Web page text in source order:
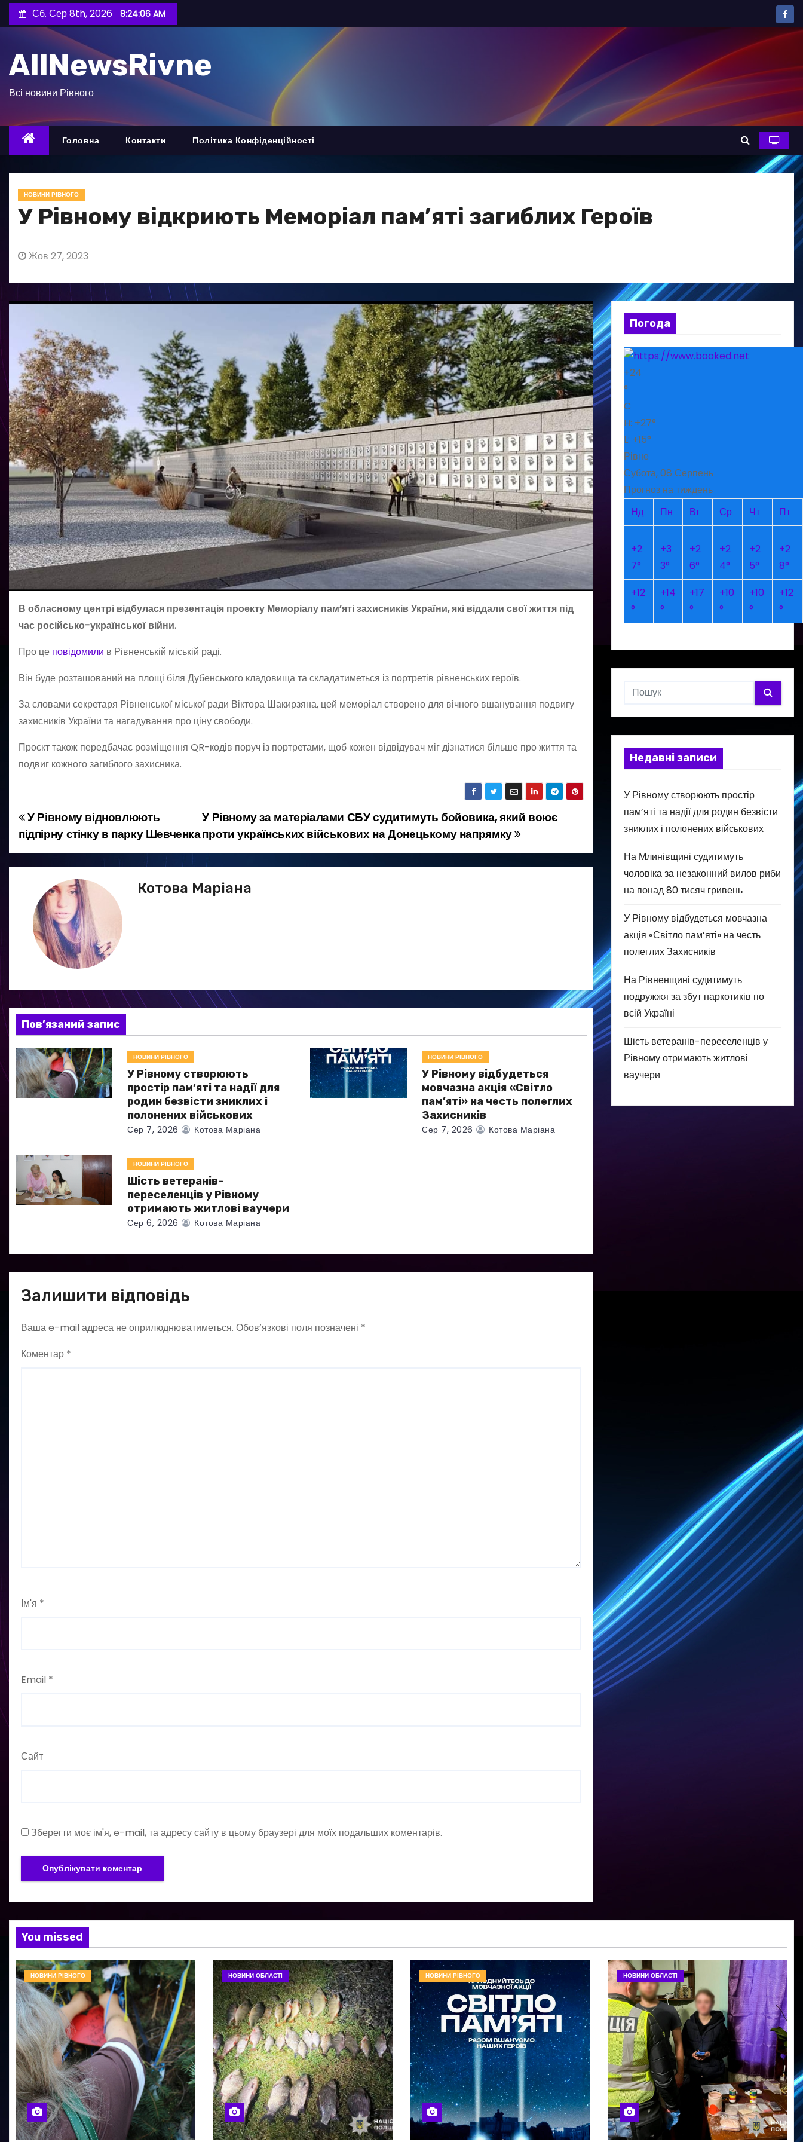
е
д
Сб. Сер 8th, 2026 8:24:07 AM
AllNewsRivne
Всі новини Рівного
Головна Контакти Політика Конфіденційності
НОВИНИ РІВНОГО
У Рівному відкриють Меморіал пам’яті загиблих Героїв
Жов 27, 2023
В обласному центрі відбулася презентація проекту Меморіалу пам’яті захисників України, які віддали свої життя під
час російсько-української війни.
Про це повідомили в Рівненській міській раді.
Він буде розташований на площі біля Дубенського кладовища та складатиметься із портретів рівненських героїв.
За словами секретаря Рівненської міської ради Віктора Шакирзяна, цей меморіал створено для вічного вшанування подвигу
захисників України та нагадування про ціну свободи.
Проєкт також передбачає розміщення QR-кодів поруч із портретами, щоб кожен відвідувач міг дізнатися більше про життя та
подвиг кожного загиблого захисника.
Н
а
в
і
я
з
а
п
в
У Рівному за матеріалами СБУ судитимуть бойовика, який воює
проти українських військових на Донецькому напрямку
У Рівному відновлюють
підпірну стінку в парку Шевченка
Котова Маріана
Пов’язаний запис
НОВИНИ РІВНОГО
У Рівному створюють
простір пам’яті та надії для
родин безвісти зниклих і
полонених військових
Сер 7, 2026 Котова Маріана
НОВИНИ РІВНОГО
У Рівному відбудеться
мовчазна акція «Світло
пам’яті» на честь полеглих
Захисників
Сер 7, 2026 Котова Маріана
НОВИНИ РІВНОГО
Шість ветеранів-
переселенців у Рівному
отримають житлові ваучери
Сер 6, 2026 Котова Маріана
Залишити відповідь
Ваша e-mail адреса не оприлюднюватиметься. Обов’язкові поля позначені *
Коментар *
Ім'я *
Email *
Сайт
Зберегти моє ім'я, e-mail, та адресу сайту в цьому браузері для моїх подальших коментарів.
Погода
+24
°
C
H: +27°
L: +15°
Рівне
Субота, 08 Серпень
Прогноз на тиждень
Нд
Пн Вт Ср Чт Пт
+2
7°
+3
3°
+2
6°
+2
4°
+2
5°
+2
8°
+12
°
+14
°
+17
°
+10
°
+10
°
+12
°
Недавні записи
У Рівному створюють простір
пам’яті та надії для родин безвісти
зниклих і полонених військових
На Млинівщині судитимуть
чоловіка за незаконний вилов риби
на понад 80 тисяч гривень
У Рівному відбудеться мовчазна
акція «Світло пам’яті» на честь
полеглих Захисників
На Рівненщині судитимуть
подружжя за збут наркотиків по
всій Україні
Шість ветеранів-переселенців у
Рівному отримають житлові
ваучери
You missed
НОВИНИ РІВНОГО НОВИНИ ОБЛАСТІ НОВИНИ РІВНОГО НОВИНИ ОБЛАСТІ